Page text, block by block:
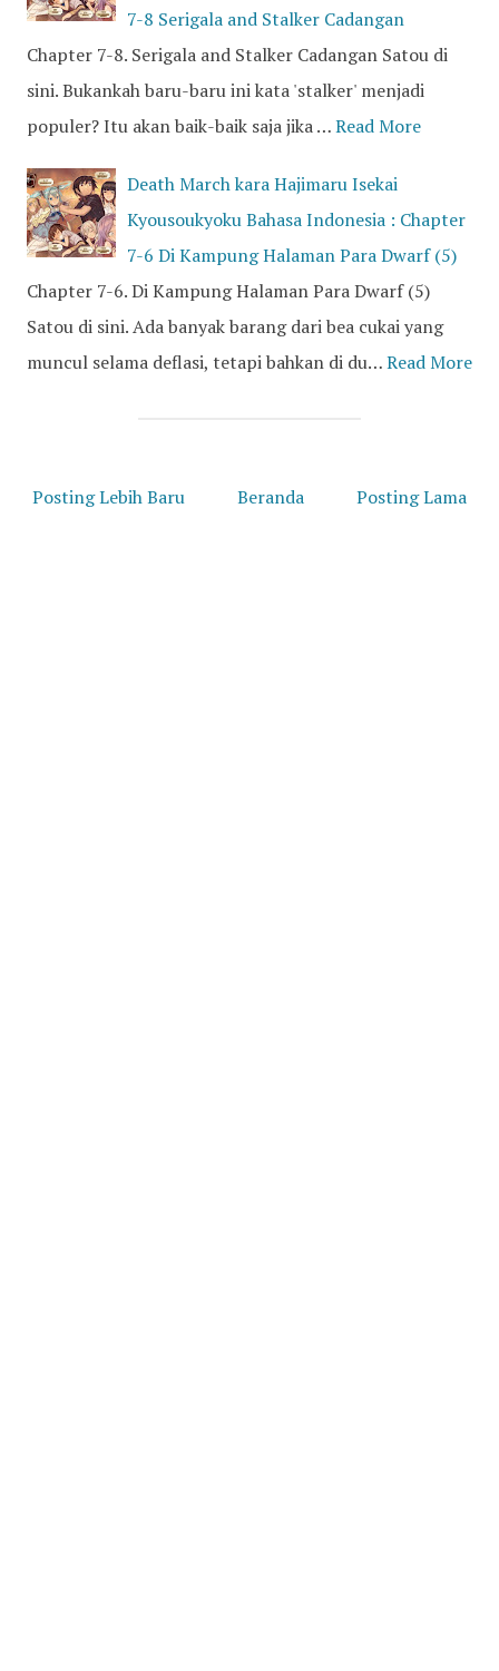
7-8 Serigala and Stalker Cadangan
Chapter 7-8. Serigala and Stalker Cadangan Satou di
sini. Bukankah baru-baru ini kata 'stalker' menjadi
populer? Itu akan baik-baik saja jika …Read More
Death March kara Hajimaru Isekai
Kyousoukyoku Bahasa Indonesia : Chapter
7-6 Di Kampung Halaman Para Dwarf (5)
Chapter 7-6. Di Kampung Halaman Para Dwarf (5)
Satou di sini. Ada banyak barang dari bea cukai yang
muncul selama deflasi, tetapi bahkan di du…Read More
Posting Lebih Baru Posting Lama
Beranda